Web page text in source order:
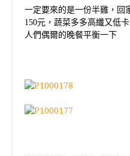
一定要來的是一份半雞，回
150元，蔬菜多多高纖又低
人們偶爾的晚餐平衡一下